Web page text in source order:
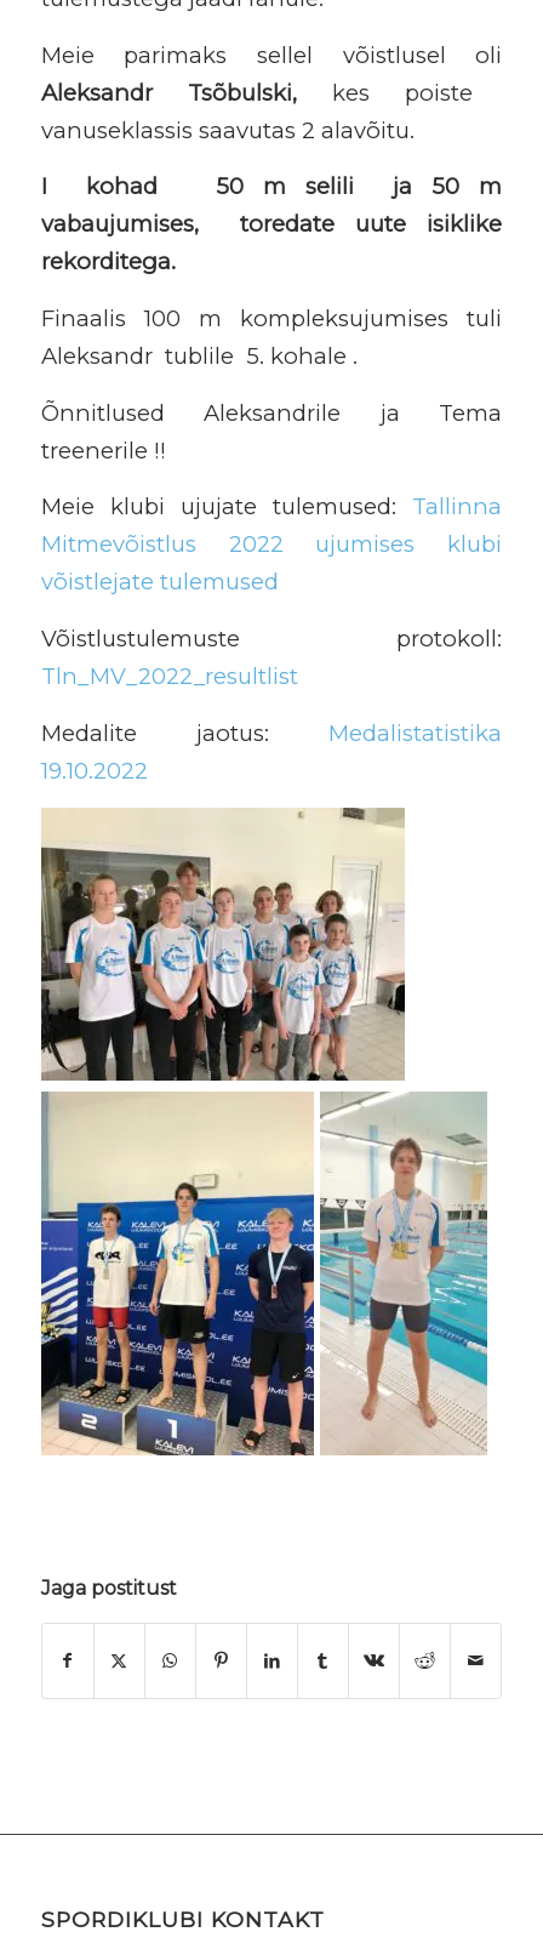
Meie parimaks sellel võistlusel oli
Aleksandr Tsõbulski,kes poiste
vanuseklassis saavutas 2 alavõitu.
I kohad 50 m selili ja 50 m
vabaujumises, toredate uute isiklike
rekorditega.
Finaalis 100 m kompleksujumises tuli
Aleksandr tublile 5. kohale .
Õnnitlused Aleksandrile ja Tema
treenerile !!
Meie klubi ujujate tulemused: Tallinna
Mitmevõistlus 2022 ujumises klubi
võistlejate tulemused
Võistlustulemuste protokoll:
Tln_MV_2022_resultlist
Medalite jaotus: Medalistatistika
19.10.2022
Jaga postitust
SPORDIKLUBI KONTAKT